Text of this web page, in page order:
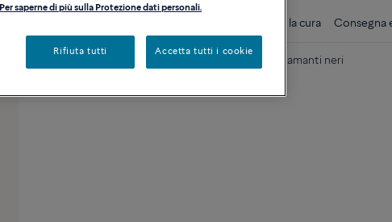
Consigli per la cura Consegna
Modello grande in oro bianco 18 k e diamanti neri
Per saperne di più sulla Protezione dati personali.
Rifiuta tutti Accetta tutti i cookie